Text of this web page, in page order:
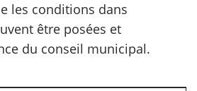
les conditions dans
être posées et
du conseil municipal.